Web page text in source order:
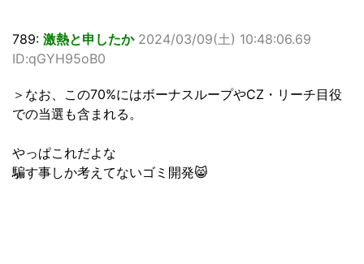
789: 激熱と申したか 2024/03/09(土) 10:48:06.69
ID:qGYH95oB0
＞なお、この70%にはボーナスループやCZ・リーチ目役
での当選も含まれる。
やっぱこれだよな
騙す事しか考えてないゴミ開発😸